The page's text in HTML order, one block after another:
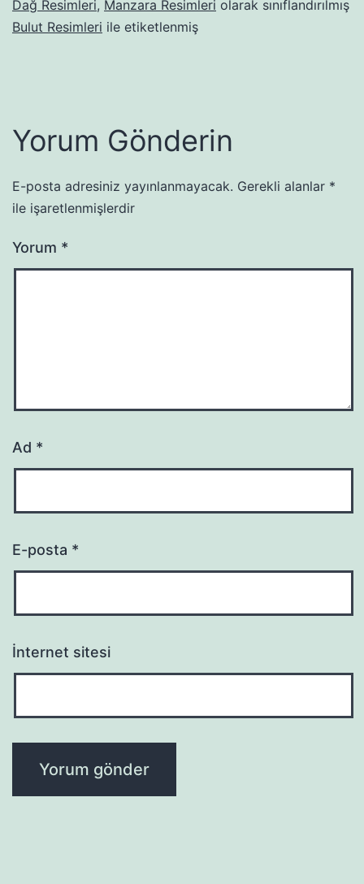
Dağ Resimleri, Manzara Resimleri olarak sınıflandırılmış
Bulut Resimleri ile etiketlenmiş
Yorum Gönderin
E-posta adresiniz yayınlanmayacak. Gerekli alanlar *
ile işaretlenmişlerdir
Yorum *
Ad *
E-posta *
İnternet sitesi